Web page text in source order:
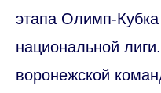
этапа Олимп-
национальной
воронежской